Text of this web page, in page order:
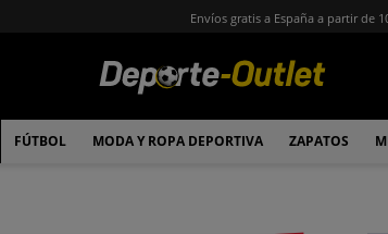
Envíos gratis a España a partir de
FÚTBOL MODA Y ROPA DEPORTIVA ZAPATOS